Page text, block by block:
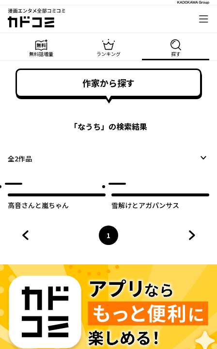
漫画エンタメ全部コミコミ
カドコミ
無料話増量 ランキング 探す
作家から探す
「なうち」の検索結果
全2作品
高音さんと嵐ちゃん 雪解けとアガパンサス
ページ
1
へ